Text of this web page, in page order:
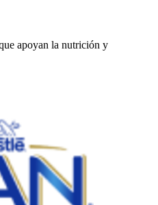
apoyan la nutrición y